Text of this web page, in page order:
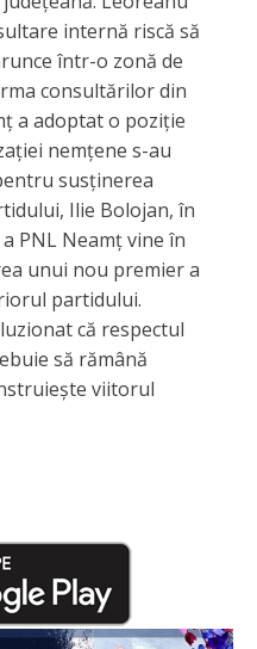
internă riscă să
într-o zonă de
consultărilor din
a adoptat o poziție
nemțene s-au
susținerea
Ilie Bolojan, în
PNL Neamț vine în
unui nou premier a
partidului.
că respectul
să rămână
viitorul